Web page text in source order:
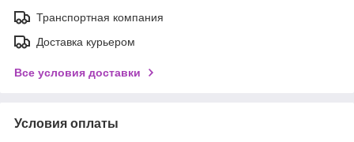
Транспортная компания
Доставка курьером
Все условия доставки
Условия оплаты